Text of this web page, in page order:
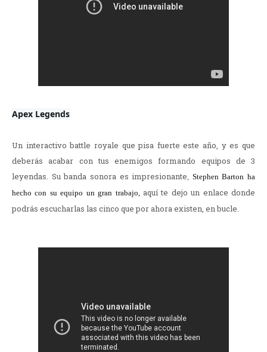
Apex Legends
Un interactivo battle royale que pisa fuerte este año, y es que
deberás acabar con tus enemigos formando equipos de 3
leyendas. Su banda sonora es impresionante, Stephen Barton ha
hecho con su equipo un gran trabajo, aquí te dejo un enlace donde
podrás escucharlas las cinco que por ahora existen, en bucle.